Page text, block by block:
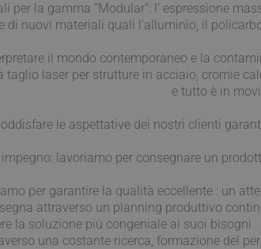
per la gamma “Modular“: l’ espressione
di nuovi materiali quali l’alluminio, il
il mondo contemporaneo e la
taglio laser per strutture in acciaio, cromie
e tutto è in
le aspettative dei nostri clienti
lavoriamo per consegnare un
per garantire la qualità eccellente : un
attraverso un planning produttivo
la soluzione più congeniale ai suoi
una costante ricerca, formazione del